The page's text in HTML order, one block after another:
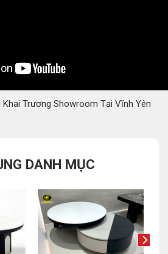
Khai Trương Showroom Tại Vĩnh Yên
DANH MỤC